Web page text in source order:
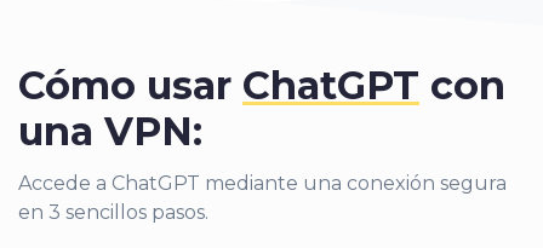
Cómo usar ChatGPT con
una VPN:
Accede a ChatGPT mediante una conexión segura
en 3 sencillos pasos.